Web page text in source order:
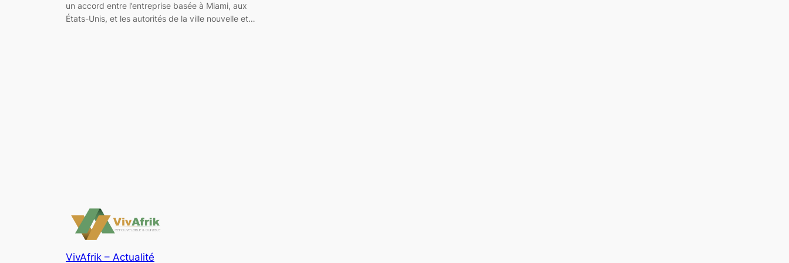
un accord entre l’entreprise basée à Miami, aux
États-Unis, et les autorités de la ville nouvelle et…
VivAfrik – Actualité